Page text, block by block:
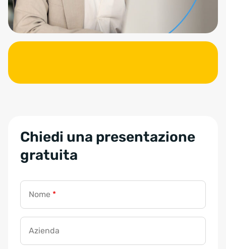
Chiedi una presentazione
gratuita
Nome *
Azienda